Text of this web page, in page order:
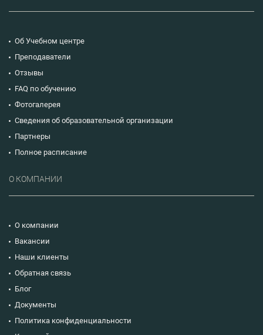
Об Учебном центре
Преподаватели
Отзывы
FAQ по обучению
Фотогалерея
Сведения об образовательной организации
Партнеры
Полное расписание
О КОМПАНИИ
О компании
Вакансии
Наши клиенты
Обратная связь
Блог
Документы
Политика конфиденциальности